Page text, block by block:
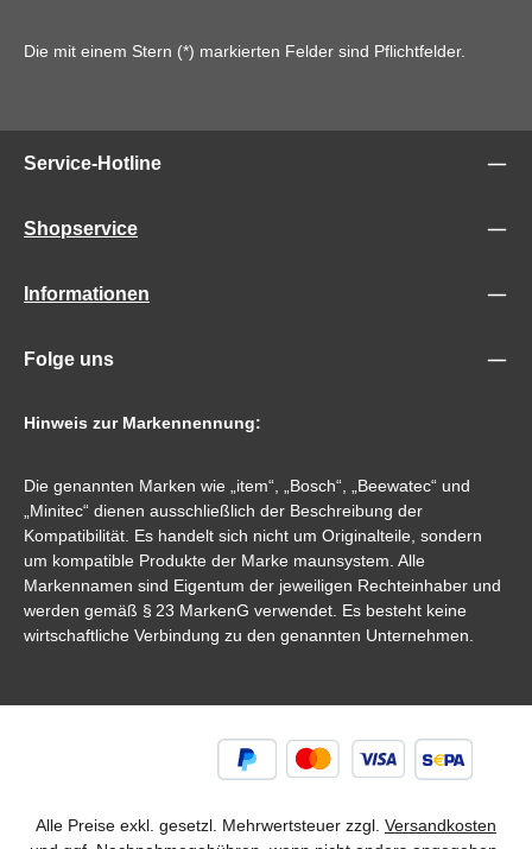
Die mit einem Stern (*) markierten Felder sind Pflichtfelder.
Service-Hotline
Shopservice
Informationen
Folge uns
Hinweis zur Markennennung:
Die genannten Marken wie „item“, „Bosch“, „Beewatec“ und
„Minitec“ dienen ausschließlich der Beschreibung der
Kompatibilität. Es handelt sich nicht um Originalteile, sondern
um kompatible Produkte der Marke maunsystem. Alle
Markennamen sind Eigentum der jeweiligen Rechteinhaber und
werden gemäß § 23 MarkenG verwendet. Es besteht keine
wirtschaftliche Verbindung zu den genannten Unternehmen.
Alle Preise exkl. gesetzl. Mehrwertsteuer zzgl. Versandkosten